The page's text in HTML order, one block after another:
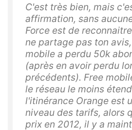
C'est très bien, mais
affirmation, sans
Force est de
ne partage pas ton
mobile a perdu 50k
(après en avoir perdu
précédents). Free
le réseau le moins
l'itinérance Orange est
niveau des tarifs, alors
prix en 2012, il y a